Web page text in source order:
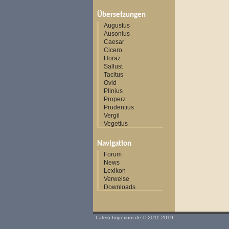
Übersetzungen
Augustus
Ausonius
Caesar
Cicero
Horaz
Sallust
Tacitus
Ovid
Plinius
Properz
Prudentius
Vergil
Vegetius
Navigation
Forum
News
Lexikon
Verweise
Downloads
Latein-Imperium.de © 2011-2019